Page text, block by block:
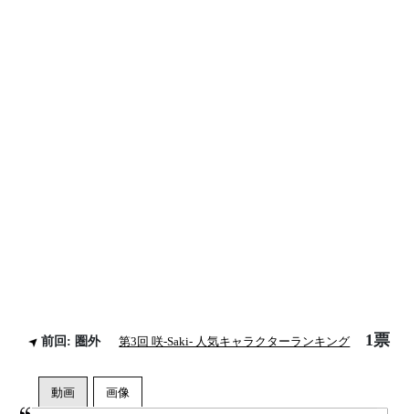
前回: 圏外 第3回 咲-Saki- 人気キャラクターランキング 1票